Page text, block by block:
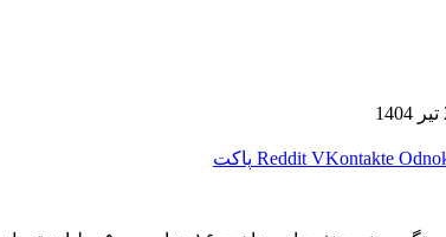
Reddit VKontakte پاکت